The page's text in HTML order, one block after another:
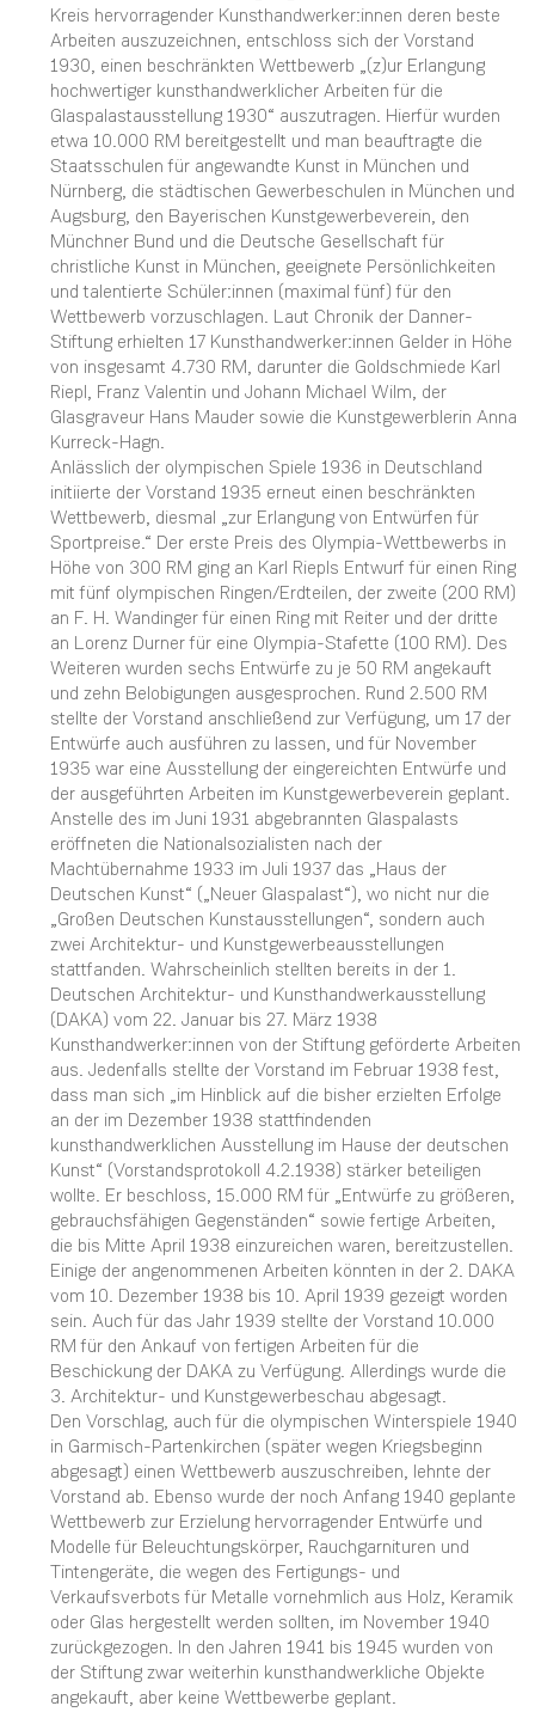
Kreis hervorragender Kunsthandwerker:innen deren beste
Arbeiten auszuzeichnen, entschloss sich der Vorstand
1930, einen beschränkten Wettbewerb „(z)ur Erlangung
hochwertiger kunsthandwerklicher Arbeiten für die
Glaspalastausstellung 1930“ auszutragen. Hierfür wurden
etwa 10.000 RM bereitgestellt und man beauftragte die
Staatsschulen für angewandte Kunst in München und
Nürnberg, die städtischen Gewerbeschulen in München und
Augsburg, den Bayerischen Kunstgewerbeverein, den
Münchner Bund und die Deutsche Gesellschaft für
christliche Kunst in München, geeignete Persönlichkeiten
und talentierte Schüler:innen (maximal fünf) für den
Wettbewerb vorzuschlagen. Laut Chronik der Danner-
Stiftung erhielten 17 Kunsthandwerker:innen Gelder in Höhe
von insgesamt 4.730 RM, darunter die Goldschmiede Karl
Riepl, Franz Valentin und Johann Michael Wilm, der
Glasgraveur Hans Mauder sowie die Kunstgewerblerin Anna
Kurreck-Hagn.
Anlässlich der olympischen Spiele 1936 in Deutschland
initiierte der Vorstand 1935 erneut einen beschränkten
Wettbewerb, diesmal „zur Erlangung von Entwürfen für
Sportpreise.“ Der erste Preis des Olympia-Wettbewerbs in
Höhe von 300 RM ging an Karl Riepls Entwurf für einen Ring
mit fünf olympischen Ringen/Erdteilen, der zweite (200 RM)
an F. H. Wandinger für einen Ring mit Reiter und der dritte
an Lorenz Durner für eine Olympia-Stafette (100 RM). Des
Weiteren wurden sechs Entwürfe zu je 50 RM angekauft
und zehn Belobigungen ausgesprochen. Rund 2.500 RM
stellte der Vorstand anschließend zur Verfügung, um 17 der
Entwürfe auch ausführen zu lassen, und für November
1935 war eine Ausstellung der eingereichten Entwürfe und
der ausgeführten Arbeiten im Kunstgewerbeverein geplant.
Anstelle des im Juni 1931 abgebrannten Glaspalasts
eröffneten die Nationalsozialisten nach der
Machtübernahme 1933 im Juli 1937 das „Haus der
Deutschen Kunst“ („Neuer Glaspalast“), wo nicht nur die
„Großen Deutschen Kunstausstellungen“, sondern auch
zwei Architektur- und Kunstgewerbeausstellungen
stattfanden. Wahrscheinlich stellten bereits in der 1.
Deutschen Architektur- und Kunsthandwerkausstellung
(DAKA) vom 22. Januar bis 27. März 1938
Kunsthandwerker:innen von der Stiftung geförderte Arbeiten
aus. Jedenfalls stellte der Vorstand im Februar 1938 fest,
dass man sich „im Hinblick auf die bisher erzielten Erfolge
an der im Dezember 1938 stattfindenden
kunsthandwerklichen Ausstellung im Hause der deutschen
Kunst“ (Vorstandsprotokoll 4.2.1938) stärker beteiligen
wollte. Er beschloss, 15.000 RM für „Entwürfe zu größeren,
gebrauchsfähigen Gegenständen“ sowie fertige Arbeiten,
die bis Mitte April 1938 einzureichen waren, bereitzustellen.
Einige der angenommenen Arbeiten könnten in der 2. DAKA
vom 10. Dezember 1938 bis 10. April 1939 gezeigt worden
sein. Auch für das Jahr 1939 stellte der Vorstand 10.000
RM für den Ankauf von fertigen Arbeiten für die
Beschickung der DAKA zu Verfügung. Allerdings wurde die
3. Architektur- und Kunstgewerbeschau abgesagt.
Den Vorschlag, auch für die olympischen Winterspiele 1940
in Garmisch-Partenkirchen (später wegen Kriegsbeginn
abgesagt) einen Wettbewerb auszuschreiben, lehnte der
Vorstand ab. Ebenso wurde der noch Anfang 1940 geplante
Wettbewerb zur Erzielung hervorragender Entwürfe und
Modelle für Beleuchtungskörper, Rauchgarnituren und
Tintengeräte, die wegen des Fertigungs- und
Verkaufsverbots für Metalle vornehmlich aus Holz, Keramik
oder Glas hergestellt werden sollten, im November 1940
zurückgezogen. In den Jahren 1941 bis 1945 wurden von
der Stiftung zwar weiterhin kunsthandwerkliche Objekte
angekauft, aber keine Wettbewerbe geplant.